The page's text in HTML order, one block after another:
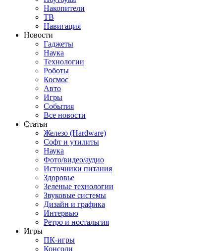
Накопители
ТВ
Навигация
Новости
Гаджеты
Наука
Технологии
Роботы
Космос
Авто
Игры
События
Все новости
Статьи
Железо (Hardware)
Софт и утилиты
Наука
Фото/видео/аудио
Источники питания
Здоровье
Зеленые технологии
Звуковые системы
Дизайн и графика
Интервью
Ретро и ностальгия
Игры
ПК-игры
Консоли